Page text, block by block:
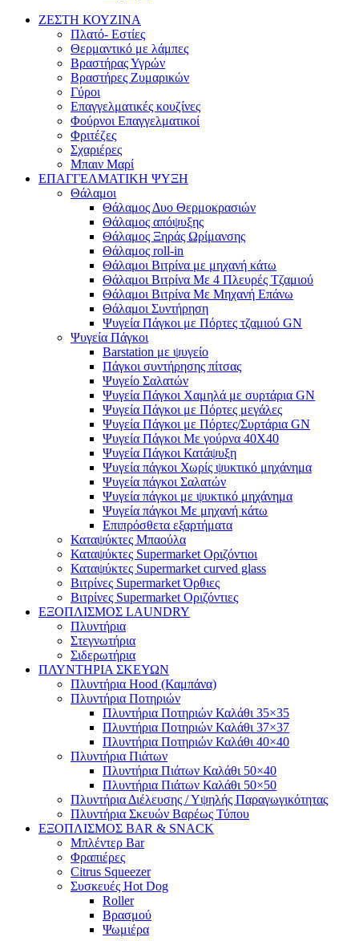
ΖΕΣΤΗ ΚΟΥΖΙΝΑ
Πλατό- Εστίες
Θερμαντικό με λάμπες
Βραστήρας Υγρών
Βραστήρες Ζυμαρικών
Γύροι
Επαγγελματικές κουζίνες
Φούρνοι Επαγγελματικοί
Φριτέζες
Σχαριέρες
Μπαιν Μαρί
ΕΠΑΓΓΕΛΜΑΤΙΚΗ ΨΥΞΗ
Θάλαμοι
Θάλαμος Δυο Θερμοκρασιών
Θάλαμος απόψυξης
Θάλαμος Ξηράς Ωρίμανσης
Θάλαμος roll-in
Θάλαμοι Βιτρίνα με μηχανή κάτω
Θάλαμοι Βιτρίνα Με 4 Πλευρές Τζαμιού
Θάλαμοι Βιτρίνα Με Μηχανή Επάνω
Θάλαμοι Συντήρηση
Ψυγεία Πάγκοι με Πόρτες τζαμιού GN
Ψυγεία Πάγκοι
Barstation με ψυγείο
Πάγκοι συντήρησης πίτσας
Ψυγείο Σαλατών
Ψυγεία Πάγκοι Χαμηλά με συρτάρια GN
Ψυγεία Πάγκοι με Πόρτες μεγάλες
Ψυγεία Πάγκοι με Πόρτες/Συρτάρια GN
Ψυγεία Πάγκοι Με γούρνα 40Χ40
Ψυγεία Πάγκοι Κατάψυξη
Ψυγεία πάγκοι Χωρίς ψυκτικό μηχάνημα
Ψυγεία πάγκοι Σαλατών
Ψυγεία πάγκοι με ψυκτικό μηχάνημα
Ψυγεία πάγκοι Με μηχανή κάτω
Επιπρόσθετα εξαρτήματα
Καταψύκτες Μπαούλα
Καταψύκτες Supermarket Οριζόντιοι
Καταψύκτες Supermarket curved glass
Βιτρίνες Supermarket Όρθιες
Βιτρίνες Supermarket Οριζόντιες
ΕΞΟΠΛΙΣΜΟΣ LAUNDRY
Πλυντήρια
Στεγνωτήρια
Σιδερωτήρια
ΠΛΥΝΤΗΡΙΑ ΣΚΕΥΩΝ
Πλυντήρια Hood (Καμπάνα)
Πλυντήρια Ποτηριών
Πλυντήρια Ποτηριών Καλάθι 35×35
Πλυντήρια Ποτηριών Καλάθι 37×37
Πλυντήρια Ποτηριών Καλάθι 40×40
Πλυντήρια Πιάτων
Πλυντήρια Πιάτων Καλάθι 50×40
Πλυντήρια Πιάτων Καλάθι 50×50
Πλυντήρια Διέλευσης / Υψηλής Παραγωγικότητας
Πλυντήρια Σκευών Βαρέως Τύπου
ΕΞΟΠΛΙΣΜΟΣ BAR & SNACK
Μπλέντερ Bar
Φραπιέρες
Citrus Squeezer
Συσκευές Hot Dog
Roller
Βρασμού
Ψωμιέρα